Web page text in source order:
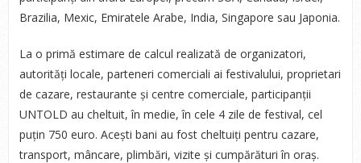
Brazilia, Mexic, Emiratele Arabe, India, Singapore sau Japonia.
La o primă estimare de calcul realizată de organizatori,
autorități locale, parteneri comerciali ai festivalului, proprietari
de cazare, restaurante și centre comerciale, participanții
UNTOLD au cheltuit, în medie, în cele 4 zile de festival, cel
puțin 750 euro. Acești bani au fost cheltuiți pentru cazare,
transport, mâncare, plimbări, vizite și cumpărături în oraș.